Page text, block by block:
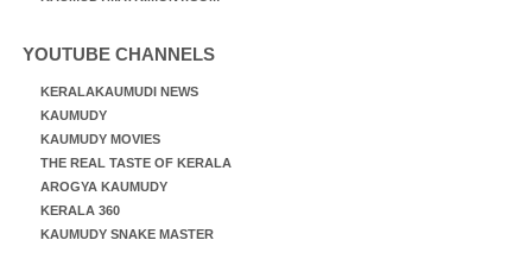
YOUTUBE CHANNELS
KERALAKAUMUDI NEWS
KAUMUDY
KAUMUDY MOVIES
THE REAL TASTE OF KERALA
AROGYA KAUMUDY
KERALA 360
KAUMUDY SNAKE MASTER